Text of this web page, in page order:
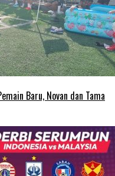
Baru, Novan dan Tama